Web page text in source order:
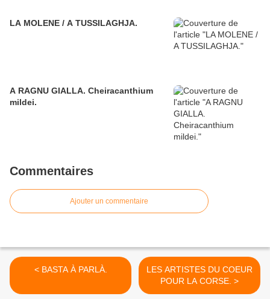
LA MOLENE / A TUSSILAGHJA.
A RAGNU GIALLA. Cheiracanthium
mildei.
Commentaires
Ajouter un commentaire
< BASTA À PARLÀ.
LES ARTISTES DU COEUR
POUR LA CORSE. >